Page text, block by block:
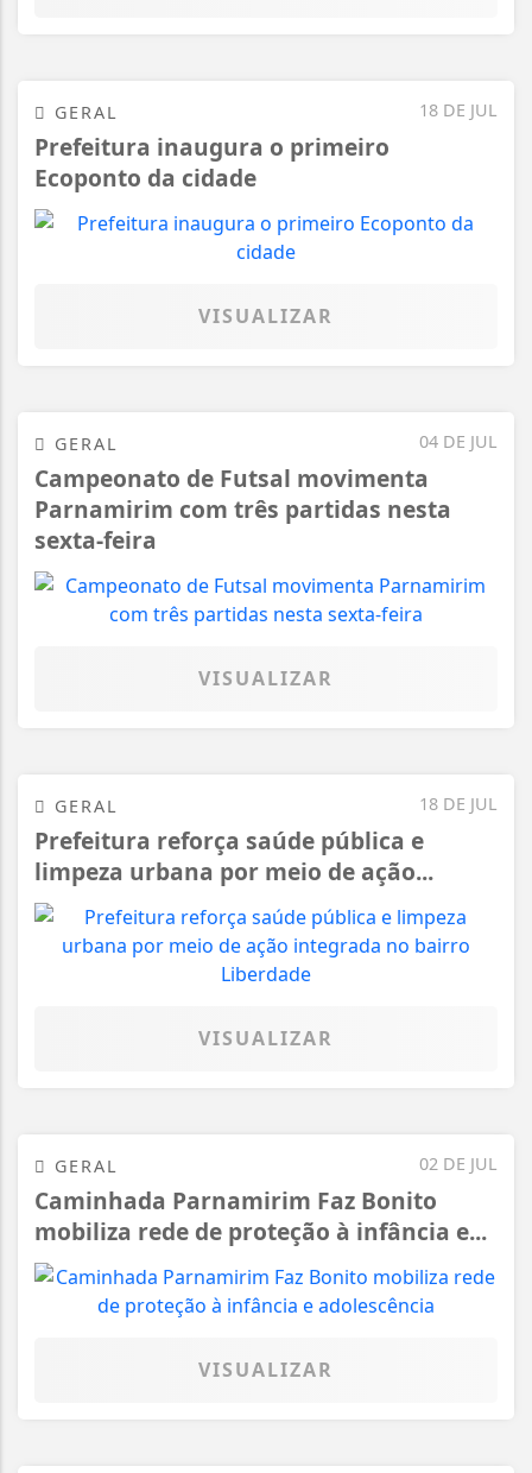
18 DE JUL
GERAL
Prefeitura inaugura o primeiro
Ecoponto da cidade
VISUALIZAR
04 DE JUL
GERAL
Campeonato de Futsal movimenta
Parnamirim com três partidas nesta
sexta-feira
VISUALIZAR
18 DE JUL
GERAL
Prefeitura reforça saúde pública e
limpeza urbana por meio de ação...
VISUALIZAR
02 DE JUL
GERAL
Caminhada Parnamirim Faz Bonito
mobiliza rede de proteção à infância e...
VISUALIZAR